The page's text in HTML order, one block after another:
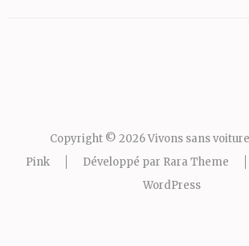
Copyright © 2026Vivons sans voiture
Pink
Développé par Rara Theme
WordPress